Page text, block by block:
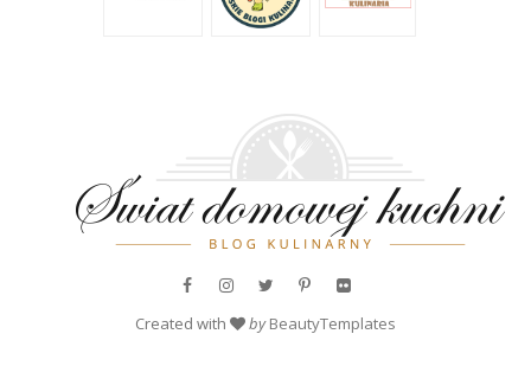
Created with by BeautyTemplates